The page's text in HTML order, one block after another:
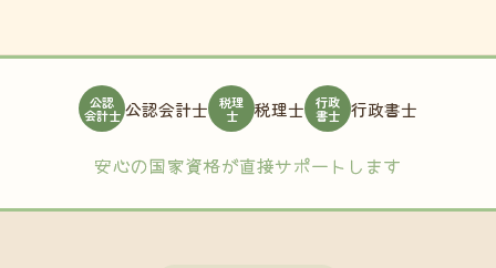
公認
会計士 公認会計士 税理
士 税理士 行政
書士 行政書士
安心の国家資格が直接サポートします